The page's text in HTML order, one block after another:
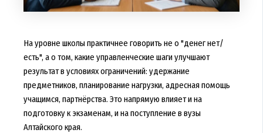
На уровне школы практичнее говорить не о "денег нет/
есть", а о том, какие управленческие шаги улучшают
результат в условиях ограничений: удержание
предметников, планирование нагрузки, адресная помощь
учащимся, партнёрства. Это напрямую влияет и на
подготовку к экзаменам, и на поступление в вузы
Алтайского края.